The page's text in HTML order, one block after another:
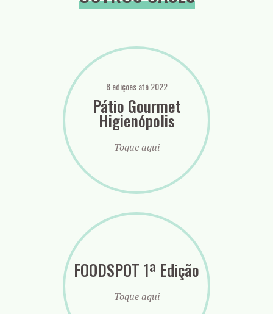
8 edições até 2022
Pátio Gourmet
Higienópolis
Toque aqui
FOODSPOT 1ª Edição
Toque aqui